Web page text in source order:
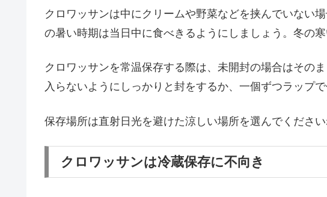
クロワッサンは中にクリームや野菜などを挟んでいない
の暑い時期は当日中に食べきるようにしましょう。冬の
クロワッサンを常温保存する際は、未開封の場合はその
入らないようにしっかりと封をするか、一個ずつラップで
保存場所は直射日光を避けた涼しい場所を選んでください
クロワッサンは冷蔵保存に不向き